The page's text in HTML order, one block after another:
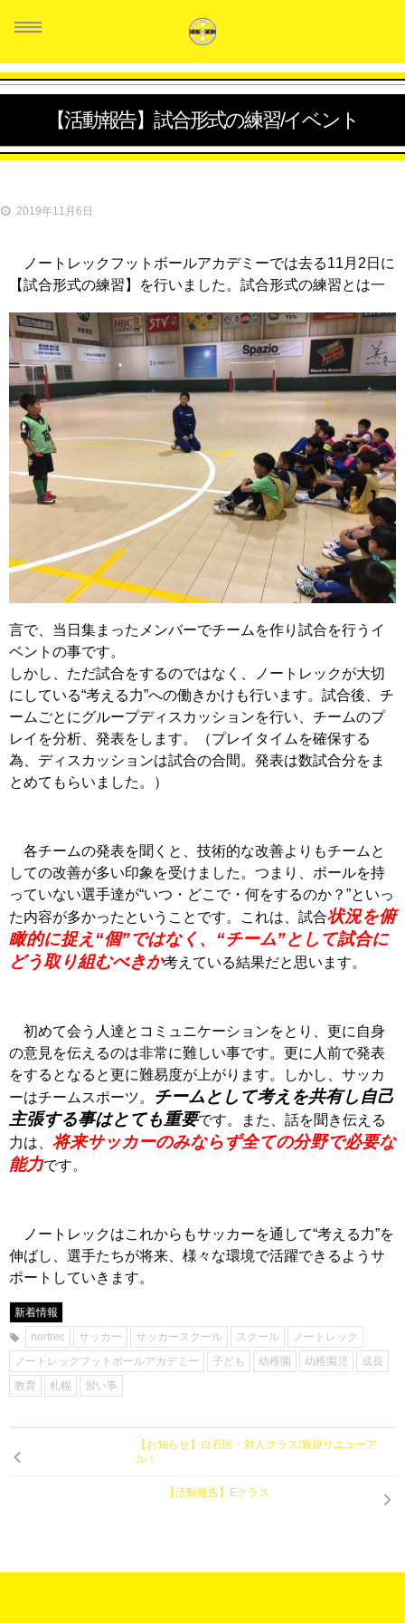
スタッフ紹介
生徒の声
お問い合せ
【活動報告】試合形式の練習/イベント
2019年11月6日
ノートレックフットボールアカデミーでは去る11月2日に
【試合形式の練習】を行いました。 試合形式の練習とは一
言で、当日集まったメンバーでチームを作り試合を行うイ
ベントの事です。
しかし、ただ試合をするのではなく、ノートレックが大切
にしている“考える力”への働きかけも行います。試合後、チ
ームごとにグループディスカッションを行い、チームのプ
レイを分析、発表をします。（プレイタイムを確保する
為、ディスカッションは試合の合間。発表は数試合分をま
とめてもらいました。）
各チームの発表を聞くと、技術的な改善よりもチームと
しての改善が多い印象を受けました。つまり、ボールを持
っていない選手達が“いつ・どこで・何をするのか？”といっ
た内容が多かったということです。これは、試合状況を俯
瞰的に捉え“個”ではなく、“チーム”として試合に
どう取り組むべきか考えている結果だと思います。
初めて会う人達とコミュニケーションをとり、更に自身
の意見を伝えるのは非常に難しい事です。更に人前で発表
をするとなると更に難易度が上がります。しかし、サッカ
ーはチームスポーツ。
チームとして考えを共有し自己
主張する事はとても重要です。また、話を聞き伝える
力は、 将来サッカーのみならず全ての分野で必要な
能力です。
ノートレックはこれからもサッカーを通して“考える力”を
伸ばし、選手たちが将来、様々な環境で活躍できるようサ
ポートしていきます。
新着情報
nortrec
サッカー サッカースクール スクール
ノートレック
ノートレックフットボールアカデミー
子ども 幼稚園 幼稚園児
成長
教育
札幌 習い事
【お知らせ】白石区・対人クラス/新規リニューア
ル！
【活動報告】Eクラス